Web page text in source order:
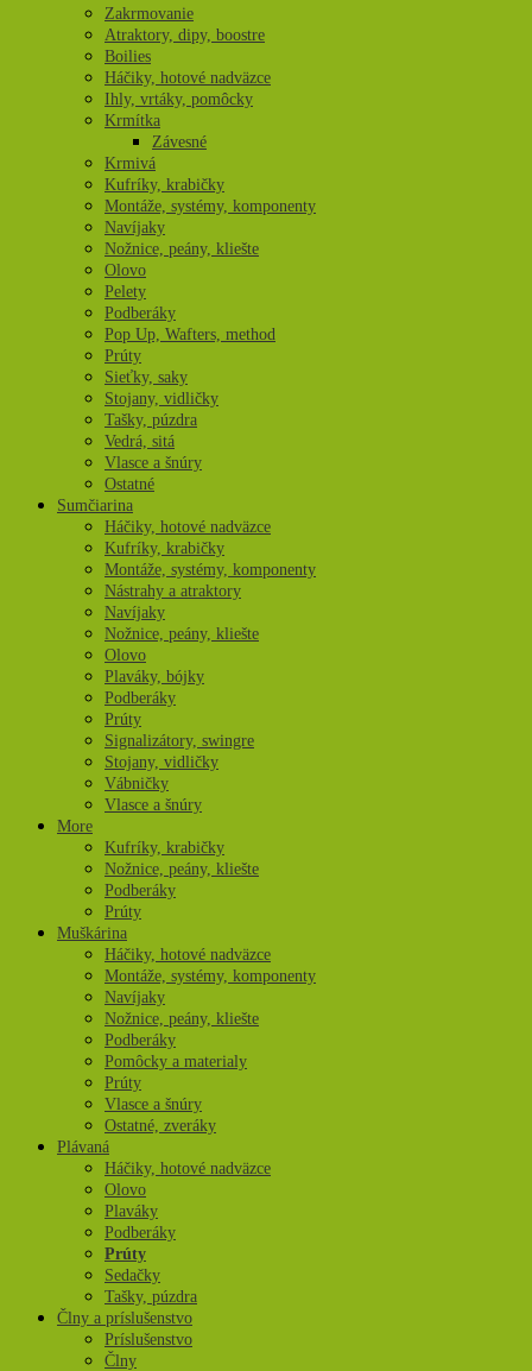
Zakrmovanie
Atraktory, dipy, boostre
Boilies
Háčiky, hotové nadväzce
Ihly, vrtáky, pomôcky
Krmítka
Závesné
Krmivá
Kufríky, krabičky
Montáže, systémy, komponenty
Navíjaky
Nožnice, peány, kliešte
Olovo
Pelety
Podberáky
Pop Up, Wafters, method
Prúty
Sieťky, saky
Stojany, vidličky
Tašky, púzdra
Vedrá, sitá
Vlasce a šnúry
Ostatné
Sumčiarina
Háčiky, hotové nadväzce
Kufríky, krabičky
Montáže, systémy, komponenty
Nástrahy a atraktory
Navíjaky
Nožnice, peány, kliešte
Olovo
Plaváky, bójky
Podberáky
Prúty
Signalizátory, swingre
Stojany, vidličky
Vábničky
Vlasce a šnúry
More
Kufríky, krabičky
Nožnice, peány, kliešte
Podberáky
Prúty
Muškárina
Háčiky, hotové nadväzce
Montáže, systémy, komponenty
Navíjaky
Nožnice, peány, kliešte
Podberáky
Pomôcky a materialy
Prúty
Vlasce a šnúry
Ostatné, zveráky
Plávaná
Háčiky, hotové nadväzce
Olovo
Plaváky
Podberáky
Prúty
Sedačky
Tašky, púzdra
Člny a príslušenstvo
Príslušenstvo
Člny